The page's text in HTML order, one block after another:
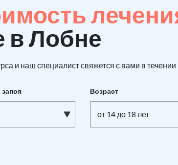
в Лобне
и наш специалист свяжется с вами в
Возраст
от 14 до 18 лет